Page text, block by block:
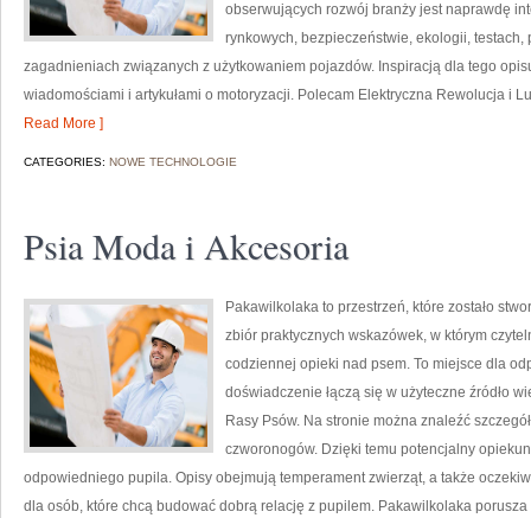
obserwujących rozwój branży jest naprawdę
rynkowych, bezpieczeństwie, ekologii,
zagadnieniach związanych z użytkowaniem pojazdów. Inspiracją dla tego
wiadomościami i artykułami o motoryzacji. Polecam Elektryczna Rewolucja i
Read More ]
CATEGORIES: NOWE TECHNOLOGIE
Psia Moda i Akcesoria
Pakawilkolaka to przestrzeń, które zostało
zbiór praktycznych wskazówek, w którym
codziennej opieki nad psem. To miejsce dla
doświadczenie łączą się w użyteczne źródło
Rasy Psów. Na stronie można znaleźć
czworonogów. Dzięki temu potencjalny
odpowiedniego pupila. Opisy obejmują temperament zwierząt, a także
dla osób, które chcą budować dobrą relację z pupilem. Pakawilkolaka